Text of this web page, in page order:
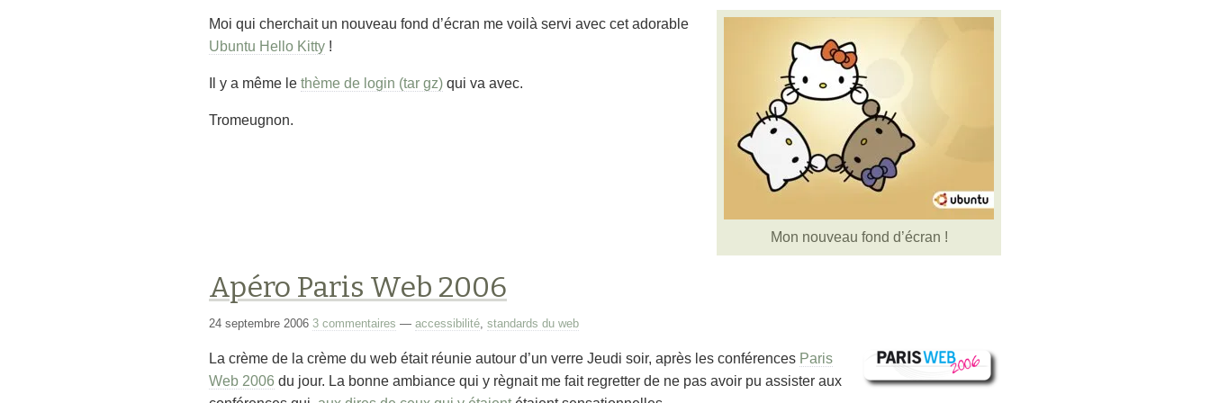
Mon nouveau fond d’écran !
Moi qui cherchait un nouveau fond d’écran me voilà servi avec cet adorable
Ubuntu Hello Kitty !
Il y a même le thème de login (tar gz) qui va avec.
Tromeugnon.
Apéro Paris Web 2006
24 septembre 2006 3 commentaires — accessibilité, standards du web
La crème de la crème du web était réunie autour d’un verre Jeudi soir, après les conférences Paris
Web 2006 du jour. La bonne ambiance qui y règnait me fait regretter de ne pas avoir pu assister aux